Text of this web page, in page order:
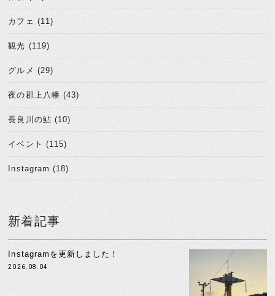
カフェ (11)
観光 (119)
グルメ (29)
夜の郡上八幡 (43)
長良川の鮎 (10)
イベント (115)
Instagram (18)
新着記事
Instagramを更新しました！
2026.08.04